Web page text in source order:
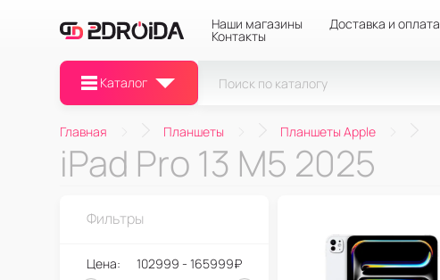
Наши магазины Доставка и оплата
Контакты
Каталог
Главная Планшеты Планшеты Apple
iPad Pro 13 M5 2025
Фильтры
Цена: 102999 - 165999₽